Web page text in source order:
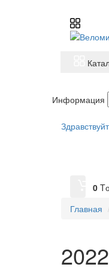
Информация
0
Главная